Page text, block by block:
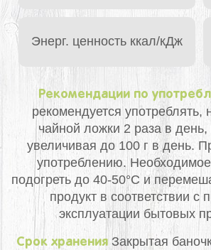
Энерг. ценность ккал/кДж
Рекомендации по
рекомендуется употреблять,
чайной ложки 2 раза в день,
увеличивая до 100 г в день.
употреблению.
подогреть до 40-50°С и
продукт в соответствии с
эксплуатации бытовых
Срок хранения Закрытая